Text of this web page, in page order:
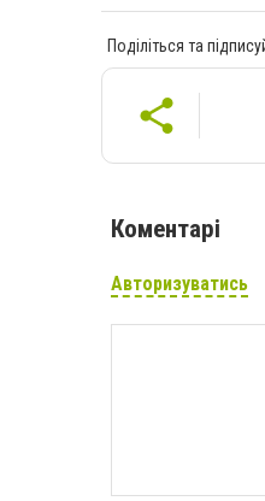
Поділіться та
Коментарі
Авторизуватись